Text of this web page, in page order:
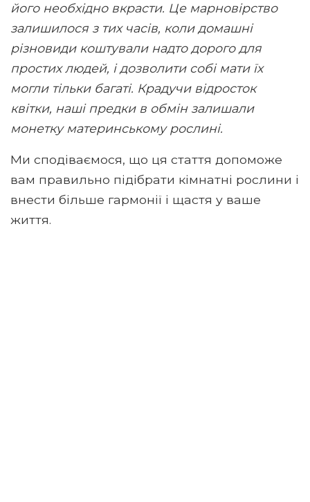
його необхідно вкрасти. Це марновірство
залишилося з тих часів, коли домашні
різновиди коштували надто дорого для
простих людей, і дозволити собі мати їх
могли тільки багаті. Крадучи відросток
квітки, наші предки в обмін залишали
монетку материнському рослині.
Ми сподіваємося, що ця стаття допоможе
вам правильно підібрати кімнатні рослини і
внести більше гармонії і щастя у ваше
життя.